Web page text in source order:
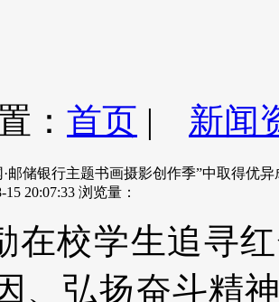
： 首页 | 新闻
邮储银行主题书画摄影创作季”中取得优异
20:07:33 浏览量：
在校学生追寻
、弘扬奋斗精